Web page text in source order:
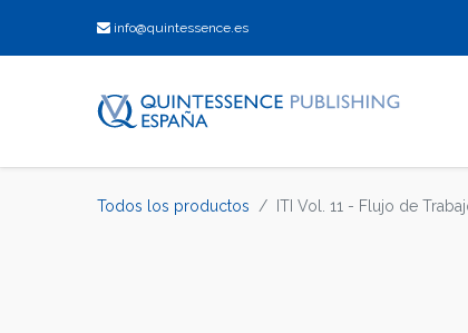
info@quintessence.es
Todos los productos ITI Vol. 11 - Flujo de